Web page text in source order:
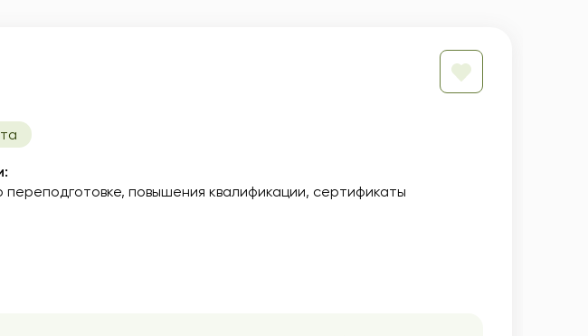
переподготовке повышения квалификации сертификаты